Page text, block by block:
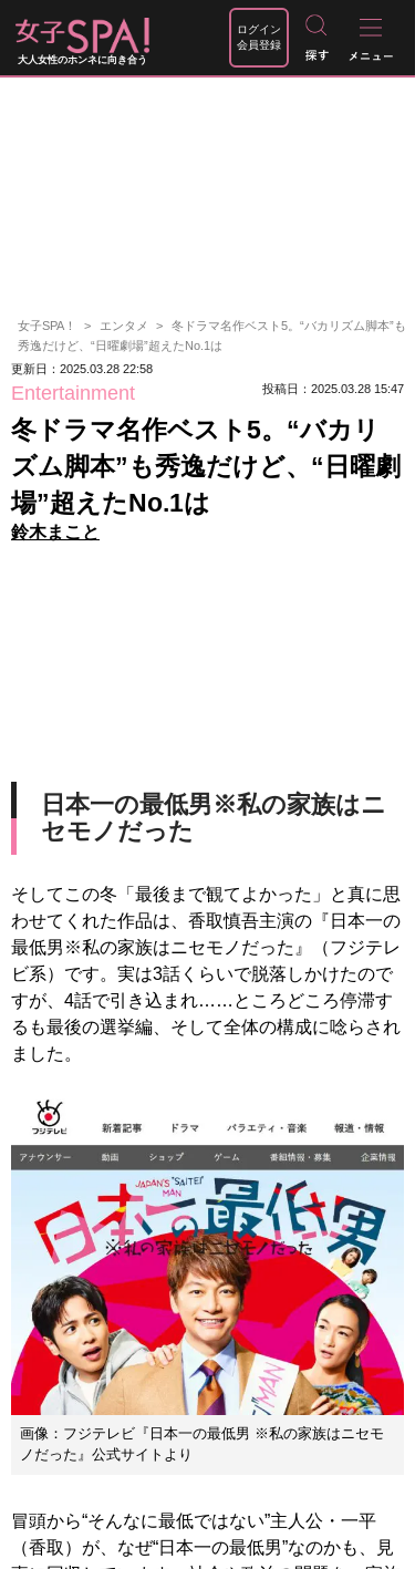
大人女性のホンネに向き合う
ログイン
会員登録
女子SPA！ エンタメ
冬ドラマ名作ベスト5。“バカリズム脚本”も
秀逸だけど、“日曜劇場”超えたNo.1は
更新日：2025.03.28 22:58
Entertainment 投稿日：2025.03.28 15:47
冬ドラマ名作ベスト5。“バカリ
ズム脚本”も秀逸だけど、“日曜劇
場”超えたNo.1は
鈴木まこと
日本一の最低男※私の家族はニ
セモノだった
そしてこの冬「最後まで観てよかった」と真に思
わせてくれた作品は、香取慎吾主演の『日本一の
最低男※私の家族はニセモノだった』（フジテレ
ビ系）です。実は3話くらいで脱落しかけたので
すが、4話で引き込まれ……ところどころ停滞す
るも最後の選挙編、そして全体の構成に唸らされ
ました。
画像：フジテレビ『日本一の最低男 ※私の家族はニセモ
ノだった』公式サイトより
冒頭から“そんなに最低ではない”主人公・一平
（香取）が、なぜ“日本一の最低男”なのかも、見